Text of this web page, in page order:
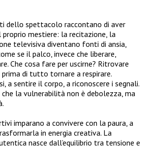
dello spettacolo raccontano di aver
proprio mestiere: la recitazione, la
televisiva diventano fonti di ansia,
se il palco, invece che liberare,
Che cosa fare per uscirne? Ritrovare
prima di tutto tornare a respirare.
a sentire il corpo, a riconoscere i segnali.
la vulnerabilità non è debolezza, ma
imparano a convivere con la paura, a
in energia creativa. La
nasce dall’equilibrio tra tensione e